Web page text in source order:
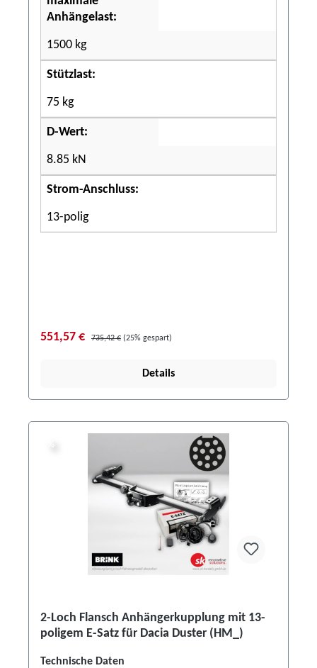
Anhängelast:
1500 kg
Stützlast:
75 kg
D-Wert:
8.85 kN
Strom-Anschluss:
13-polig
551,57 € 735,42 € (25% gespart)
Details
2-Loch Flansch Anhängerkupplung mit 13-
poligem E-Satz für Dacia Duster (HM_)
Technische Daten